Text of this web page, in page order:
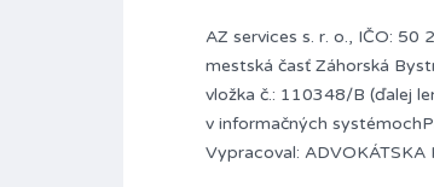
AZ services s. r. o., IČO:
mestská časť Záhorská
vložka č.: 110348/B (ďalej
v informačných
Vypracoval: